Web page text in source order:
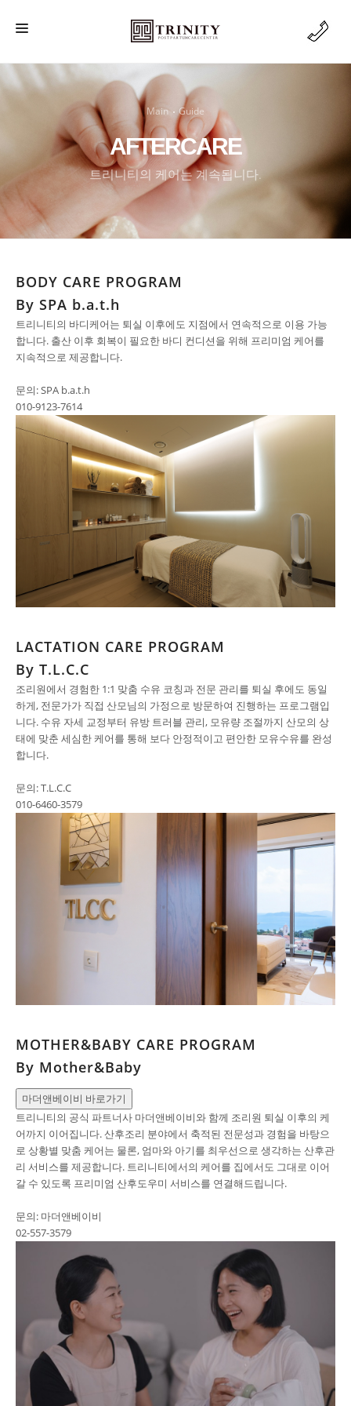
MAIN
BODY CARE
AFTERCARE
RESERVATION
Main Guide
AFTERCARE
트리니티의 케어는 계속됩니다.
BODY CARE PROGRAM
By SPA b.a.t.h
트리니티의 바디케어는 퇴실 이후에도 지점에서 연속적으로 이용 가능
합니다. 출산 이후 회복이 필요한 바디 컨디션을 위해 프리미엄 케어를
지속적으로 제공합니다.
문의: SPA b.a.t.h
010-9123-7614
LACTATION CARE PROGRAM
By T.L.C.C
조리원에서 경험한 1:1 맞춤 수유 코칭과 전문 관리를 퇴실 후에도 동일
하게, 전문가가 직접 산모님의 가정으로 방문하여 진행하는 프로그램입
니다. 수유 자세 교정부터 유방 트러블 관리, 모유량 조절까지 산모의 상
태에 맞춘 세심한 케어를 통해 보다 안정적이고 편안한 모유수유를 완성
합니다.
문의: T.L.C.C
010-6460-3579
MOTHER&BABY CARE PROGRAM
By Mother&Baby
마더앤베이비 바로가기
트리니티의 공식 파트너사 마더앤베이비와 함께 조리원 퇴실 이후의 케
어까지 이어집니다. 산후조리 분야에서 축적된 전문성과 경험을 바탕으
로 상황별 맞춤 케어는 물론, 엄마와 아기를 최우선으로 생각하는 산후관
리 서비스를 제공합니다. 트리니티에서의 케어를 집에서도 그대로 이어
갈 수 있도록 프리미엄 산후도우미 서비스를 연결해드립니다.
문의: 마더앤베이비
02-557-3579